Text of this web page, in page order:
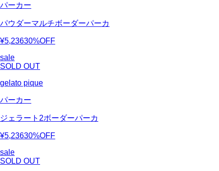
パーカー
パウダーマルチボーダーパーカ
¥5,23630%OFF
sale
SOLD OUT
gelato pique
パーカー
ジェラート2ボーダーパーカ
¥5,23630%OFF
sale
SOLD OUT